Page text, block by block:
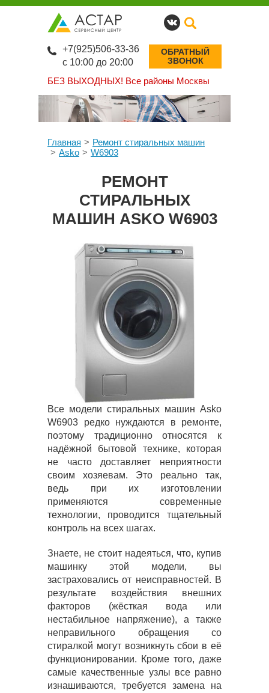
БЕЗ ВЫХОДНЫХ! Все районы Москвы
+7(925)506-33-36
с 10:00 до 20:00
ОБРАТНЫЙ
ЗВОНОК
Главная
Ремонт стиральных машин
Asko
W6903
РЕМОНТ
СТИРАЛЬНЫХ
МАШИН ASKO W6903
Все модели стиральных машин Asko
W6903 редко нуждаются в ремонте,
поэтому традиционно относятся к
надёжной бытовой технике, которая
не часто доставляет неприятности
своим хозяевам. Это реально так,
ведь при их изготовлении
применяются современные
технологии, проводится тщательный
контроль на всех шагах.
Знаете, не стоит надеяться, что, купив
машинку этой модели, вы
застраховались от неисправностей. В
результате воздействия внешних
факторов (жёсткая вода или
нестабильное напряжение), а также
неправильного обращения со
стиралкой могут возникнуть сбои в её
функционировании. Кроме того, даже
самые качественные узлы все равно
изнашиваются, требуется замена на